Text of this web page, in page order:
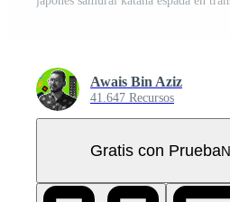
Awais Bin Aziz
41.647 Recursos
Gratis con Prueba